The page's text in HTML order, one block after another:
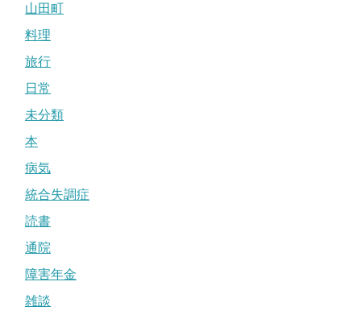
山田町
料理
旅行
日常
未分類
本
病気
統合失調症
読書
通院
障害年金
雑談